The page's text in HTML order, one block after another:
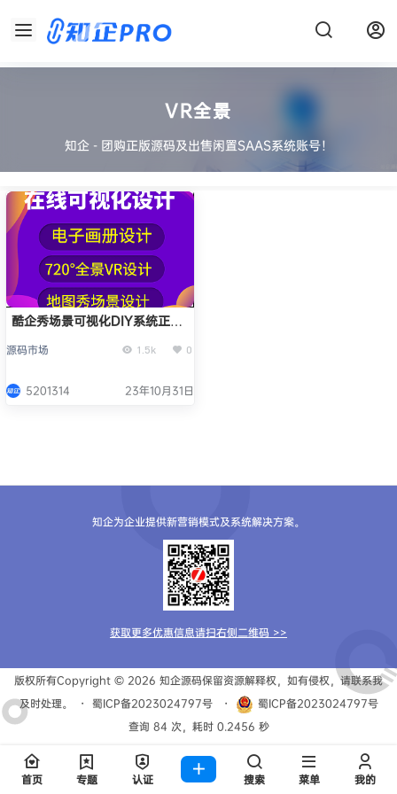
VR全景
知企 - 团购正版源码及出售闲置SAAS系统账号！
酷企秀场景可视化DIY系统正版
源码市场 1.5k 0
5201314 23年10月31日
知企为企业提供新营销模式及系统解决方案。
获取更多优惠信息请扫右侧二维码 >>
版权所有Copyright © 2026 知企源码保留资源解释权，如有侵权，请联系我
及时处理。
・ 蜀ICP备2023024797号 ・
蜀ICP备2023024797号
查询 84 次，耗时 0.2456 秒
首页 专题 认证 搜索 菜单 我的